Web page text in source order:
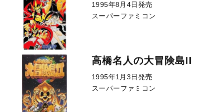
1995年8月4日発売
スーパーファミコン
高橋名人の大冒険島II
1995年1月3日発売
スーパーファミコン